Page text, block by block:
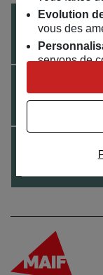
Atelier philo-
le 16/01/2021
ATELIER
Magie à
Evolution
vous des
servons de
Univers
publicités